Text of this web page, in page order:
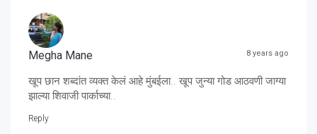
Megha Mane 8 years ago
खूप छान शब्दांत व्यक्त केलं‌ आहे मुंबईला.. खूप जुन्या गोड आठवणी जाग्या
झाल्या शिवाजी पार्काच्या..
Reply